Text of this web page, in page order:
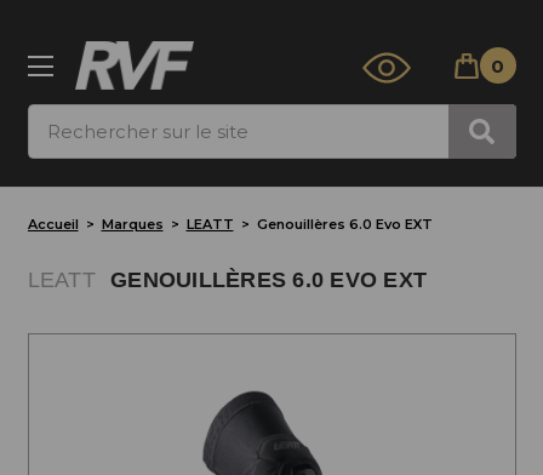
0
Accueil Marques LEATT Genouillères 6.0 Evo EXT
LEATT GENOUILLÈRES 6.0 EVO EXT